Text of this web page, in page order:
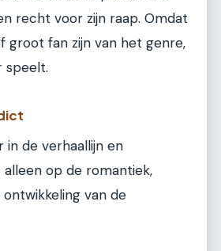
recht voor zijn raap. Omdat
groot fan zijn van het genre,
speelt.
in de verhaallijn en
op de romantiek,
van de